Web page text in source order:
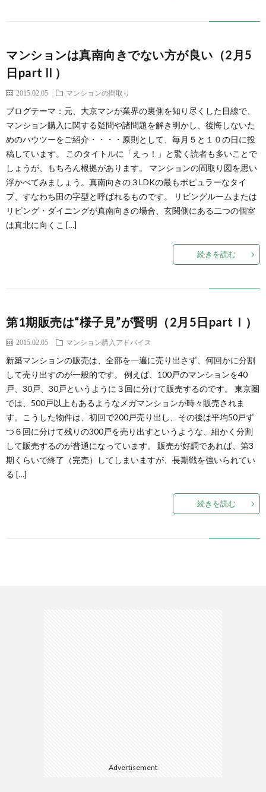
マンションは真南向きでない方が良い（2月5
日partⅡ）
2015.02.05 マンションの間取り
ブログテーマ：元、大京マンが業界の裏側を知り尽くした目線で、
マンション購入に関する疑問や諸問題を解き明かし、後悔しないた
めのハウツーをご紹介・・・・原則として、毎月５と１０の日に投
稿しています。 このタイトルに「えっ！」と驚く読者も多いことで
しょうが、もちろん根拠があります。 マンションの間取り図を思い
浮かべてみましょう。真南向きの３LDKの最もポピュラーなタイ
プ、すなわち田の字型と呼ばれるものです。 リビングルームまたは
リビング・ダイニングが真南向きの場合、玄関側にある二つの個室
は真北に向くこ […]
続きを読む
第1期販売は“様子見”が賢明（2月5日partⅠ）
2015.02.05 マンション購入アドバイス
新築マンションの販売は、全部を一遍に売り出さず、何回かに分割
して売り出すのが一般的です。 例えば、100戸のマンションを40
戸、30戸、30戸というように３回に分けて販売するのです。 東京圏
では、500戸以上もあるようなメガマンションが時々販売されま
す。こうした物件は、初回で200戸売り出し、その後は平均50戸ず
つ６回に分けて残りの300戸を売り出すというような、細かく分割
して販売するのが普通になっています。 販売が好調であれば、第3
期くらいで終了（完売）してしまいますが、長期戦を強いられてい
る […]
続きを読む
Advertisement